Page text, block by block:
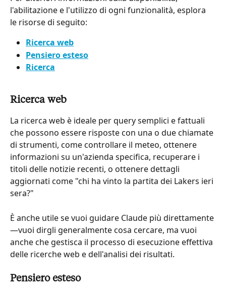
l'abilitazione e l'utilizzo di ogni funzionalità, esplora
le risorse di seguito:
Ricerca web
Pensiero esteso
Ricerca
Ricerca web
La ricerca web è ideale per query semplici e fattuali
che possono essere risposte con una o due chiamate
di strumenti, come controllare il meteo, ottenere
informazioni su un'azienda specifica, recuperare i
titoli delle notizie recenti, o ottenere dettagli
aggiornati come "chi ha vinto la partita dei Lakers ieri
sera?"
È anche utile se vuoi guidare Claude più direttamente
—vuoi dirgli generalmente cosa cercare, ma vuoi
anche che gestisca il processo di esecuzione effettiva
delle ricerche web e dell'analisi dei risultati.
Pensiero esteso